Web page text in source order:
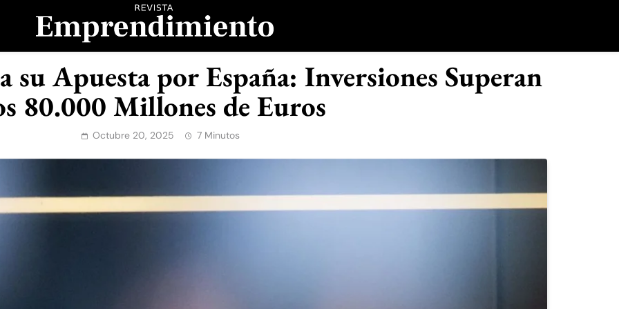
Emprendimiento
Apuesta por España: Inversiones Superan
80.000 Millones de Euros
Octubre 20, 2025 7 Minutos